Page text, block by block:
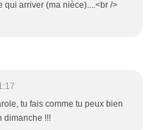
qui arriver (ma nièce)....<br />
tu fais comme tu peux bien
dimanche !!!